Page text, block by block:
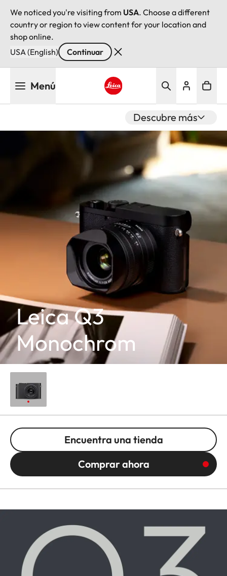
We noticed you're visiting from USA. Choose a different
country or region to view content for your location and
shop online.
USA (English)
Continuar
Menú
Descubre más
Leica Q3
Monochrom
Encuentra una tienda
Comprar ahora